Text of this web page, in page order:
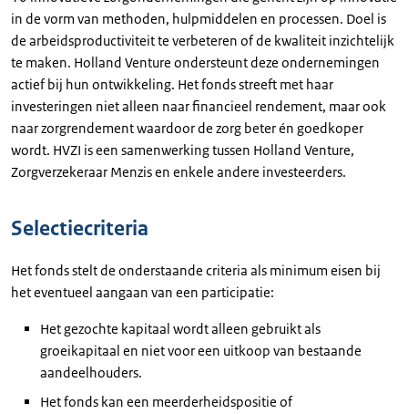
in de vorm van methoden, hulpmiddelen en processen. Doel is
de arbeidsproductiviteit te verbeteren of de kwaliteit inzichtelijk
te maken. Holland Venture ondersteunt deze ondernemingen
actief bij hun ontwikkeling. Het fonds streeft met haar
investeringen niet alleen naar financieel rendement, maar ook
naar zorgrendement waardoor de zorg beter én goedkoper
wordt. HVZI is een samenwerking tussen Holland Venture,
Zorgverzekeraar Menzis en enkele andere investeerders.
Selectiecriteria
Het fonds stelt de onderstaande criteria als minimum eisen bij
het eventueel aangaan van een participatie:
Het gezochte kapitaal wordt alleen gebruikt als
groeikapitaal en niet voor een uitkoop van bestaande
aandeelhouders.
Het fonds kan een meerderheidspositie of